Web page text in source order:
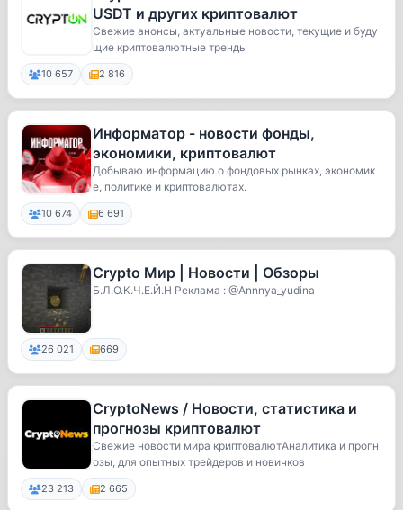
USDT и других криптовалют
Свежие анонсы, актуальные новости, текущие и буду
щие криптовалютные тренды
10 657 2 816
Информатор - новости фонды,
экономики, криптовалют
Добываю информацию о фондовых рынках, экономик
е, политике и криптовалютах.
10 674 6 691
Crypto Мир | Новости | Обзоры
Б.Л.О.К.Ч.Е.Й.Н Реклама : @Annnya_yudina
26 021 669
CryptoNews / Новости, статистика и
прогнозы криптовалют
Свежие новости мира криптовалютАналитика и прогн
озы, для опытных трейдеров и новичков
23 213 2 665